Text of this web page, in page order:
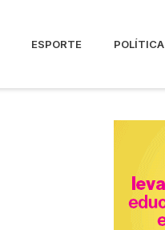
ESPORTE POLÍTICA